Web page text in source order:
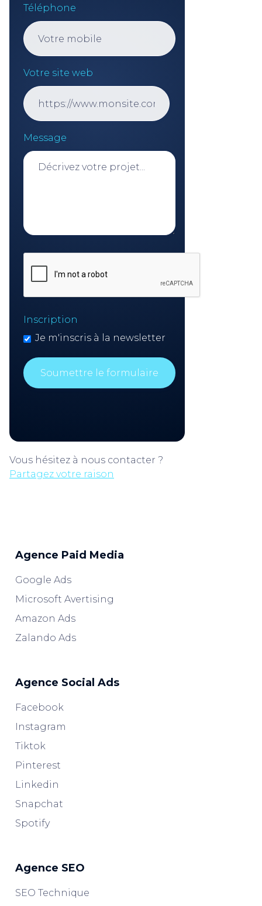
Téléphone
Votre site web
Message
Inscription
Je m'inscris à la newsletter
Vous hésitez à nous contacter ?
Partagez votre raison
Agence Paid Media
Google Ads
Microsoft Avertising
Amazon Ads
Zalando Ads
Agence Social Ads
Facebook
Instagram
Tiktok
Pinterest
Linkedin
Snapchat
Spotify
Agence SEO
SEO Technique